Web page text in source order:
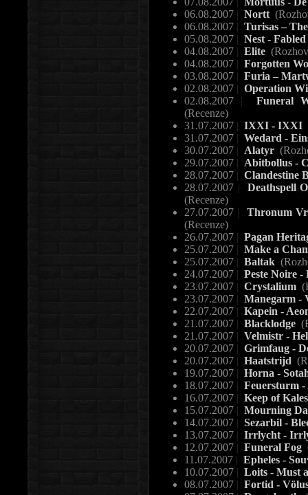
06.08.2007 | Nortt
06.08.2007 | Turisas –
05.08.2007 | Nest -
04.08.2007 | Elite
04.08.2007 | Forgotten
03.08.2007 | Furia –
02.08.2007 | Operation
02.08.2007 |
Funeral
(Recenze)
31.07.2007 | IXXI - IXXI
31.07.2007 | Wedard -
30.07.2007 | Alatyr
29.07.2007 | Abitbollus -
28.07.2007 | Clandestine
28.07.2007 |
Deathspell
(Recenze)
27.07.2007 |
Thronum
(Recenze)
26.07.2007 | Pagan
25.07.2007 | Make a
25.07.2007 | Baltak
24.07.2007 | Peste Noire
23.07.2007 | Crystalium
23.07.2007 | Manegarm -
22.07.2007 | Kapein -
21.07.2007 | Blacklodge
21.07.2007 | Velmistr -
20.07.2007 | Grimfaug -
20.07.2007 | Haatstrijd
19.07.2007 | Horna -
18.07.2007 | Feuersturm
16.07.2007 | Keep of
15.07.2007 | Mourning
14.07.2007 | Sezarbil -
13.07.2007 | Irrlycht -
12.07.2007 | Funeral Fog
11.07.2007 | Epheles -
10.07.2007 | Loits - Must
08.07.2007 | Fortid -